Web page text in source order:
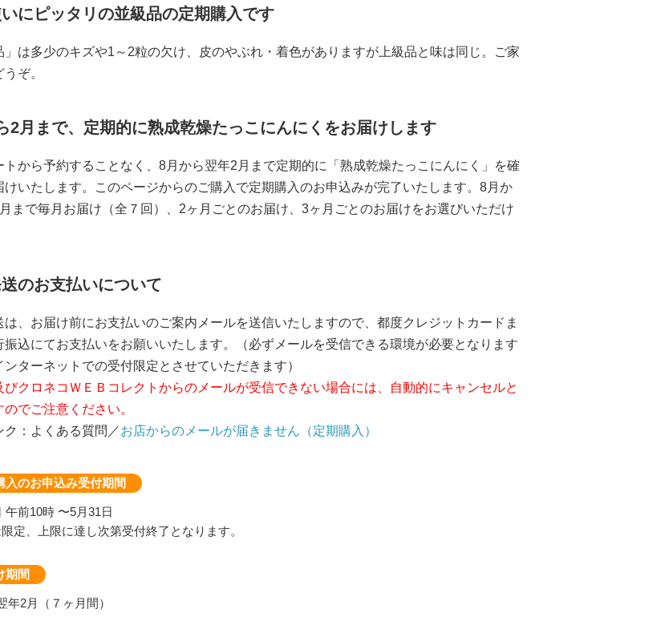
にピッタリの並級品の定期購入です
」は多少のキズや1～2粒の欠け、皮のやぶれ・着色がありますが上級品と味は同じ。ご家
ぞ。
2月まで、定期的に熟成乾燥たっこにんにくをお届けします
トから予約することなく、8月から翌年2月まで定期的に「熟成乾燥たっこにんにく」を確
けいたします。このページからのご購入で定期購入のお申込みが完了いたします。8月か
まで毎月お届け（全７回）、2ヶ月ごとのお届け、3ヶ月ごとのお届けをお選びいただけ
のお支払いについて
は、お届け前にお支払いのご案内メールを送信いたしますので、都度クレジットカードま
振込にてお支払いをお願いいたします。（必ずメールを受信できる環境が必要となります
ンターネットでの受付限定とさせていただきます）
クロネコＷＥＢコレクトからのメールが受信できない場合には、自動的にキャンセルと
のでご注意ください。
ク：よくある質問／お店からのメールが届きません（定期購入）
入のお申込み受付期間
午前10時 〜5月31日
定、上限に達し次第受付終了となります。
期間
年2月（７ヶ月間）